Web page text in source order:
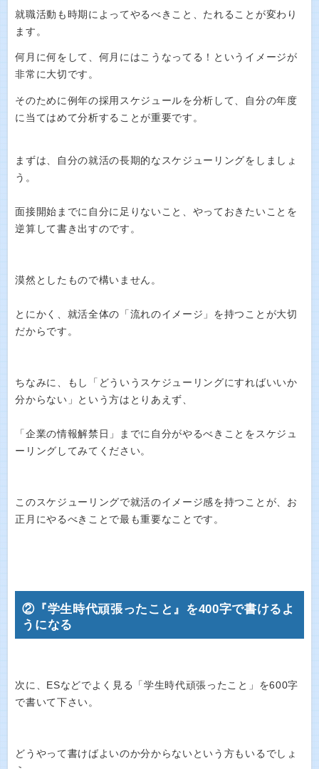
就職活動も時期によってやるべきこと、たれることが変わり
ます。
何月に何をして、何月にはこうなってる！というイメージが
非常に大切です。
そのために例年の採用スケジュールを分析して、自分の年度
に当てはめて分析することが重要です。
まずは、自分の就活の長期的なスケジューリングをしましょ
う。
面接開始までに自分に足りないこと、やっておきたいことを
逆算して書き出すのです。
漠然としたもので構いません。
とにかく、就活全体の「流れのイメージ」を持つことが大切
だからです。
ちなみに、もし「どういうスケジューリングにすればいいか
分からない」という方はとりあえず、
「企業の情報解禁日」までに自分がやるべきことをスケジュ
ーリングしてみてください。
このスケジューリングで就活のイメージ感を持つことが、お
正月にやるべきことで最も重要なことです。
②『学生時代頑張ったこと』を400字で書けるよ
うになる
次に、ESなどでよく見る「学生時代頑張ったこと」を600字
で書いて下さい。
どうやって書けばよいのか分からないという方もいるでしょ